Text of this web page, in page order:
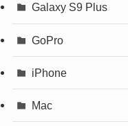
Galaxy S9 Plus
GoPro
iPhone
Mac